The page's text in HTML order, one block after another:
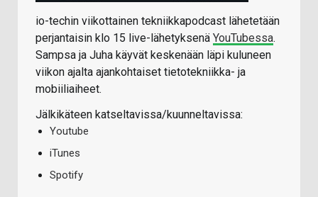
io-techin viikottainen tekniikkapodcast lähetetään
perjantaisin klo 15 live-lähetyksenä YouTubessa.
Sampsa ja Juha käyvät keskenään läpi kuluneen
viikon ajalta ajankohtaiset tietotekniikka- ja
mobiiliaiheet.
Jälkikäteen katseltavissa/kuunneltavissa:
Youtube
iTunes
Spotify